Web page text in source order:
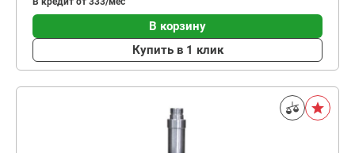
В корзину
Купить в 1 клик